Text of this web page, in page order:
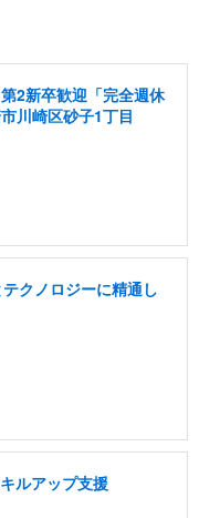
2新卒歓迎「完全週休
川崎区砂子1丁目
クノロジーに精通し
ルアップ支援